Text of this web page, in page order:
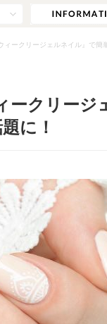
ィークリージェルネイル』で簡
クリージ
に！